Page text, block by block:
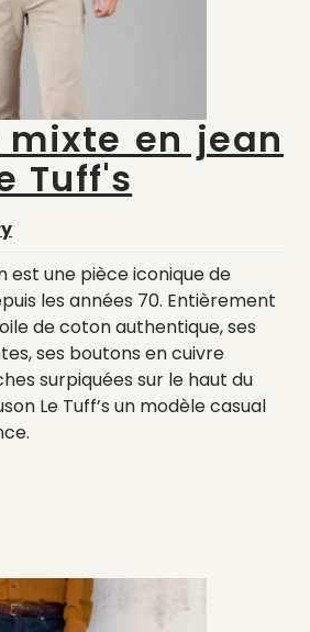
mixte en jean
Tuff's
est une pièce iconique de
les années 70. Entièrement
de coton authentique, ses
ses boutons en cuivre
surpiquées sur le haut du
Le Tuff’s un modèle casual